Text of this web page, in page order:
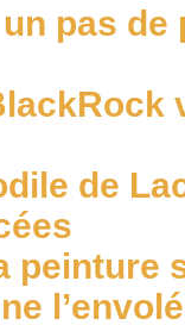
pas de
de
peinture